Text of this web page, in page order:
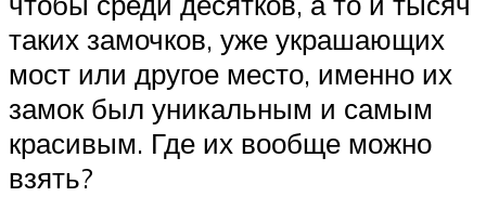
таких замочков, уже украшающих
мост или другое место, именно их
замок был уникальным и самым
красивым. Где их вообще можно
взять?